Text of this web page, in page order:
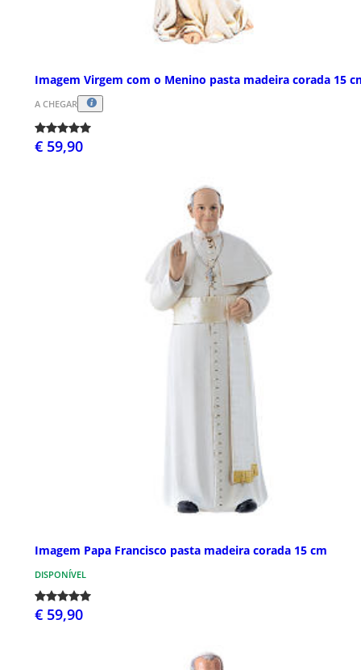
Imagem Virgem com o Menino pasta madeira corada 15
A CHEGAR
€ 59,90
Imagem Papa Francisco pasta madeira corada 15 cm
DISPONÍVEL
€ 59,90